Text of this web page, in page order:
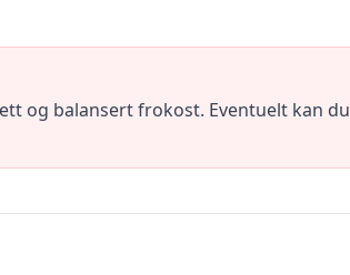
og balansert frokost. Eventuelt kan du